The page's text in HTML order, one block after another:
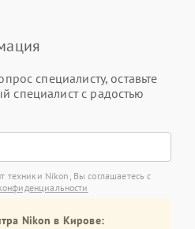
специалисту, оставьте
специалист с радостью
техники Nikon, Вы соглашаетесь с
Nikon в Кирове: